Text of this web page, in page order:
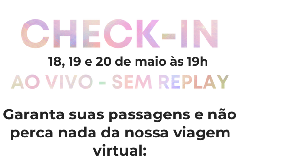
18, 19 e 20 de maio às 19h
Garanta suas passagens e não
perca nada da nossa viagem
virtual: